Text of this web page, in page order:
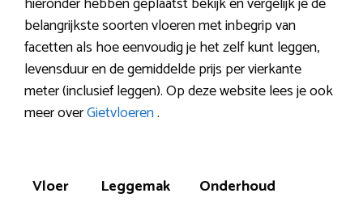
belangrijkste soorten vloeren met inbegrip van
facetten als hoe eenvoudig je het zelf kunt leggen,
levensduur en de gemiddelde prijs per vierkante
meter (inclusief leggen). Op deze website lees je ook
meer overGietvloeren.
Vloer Leggemak Onderhoud